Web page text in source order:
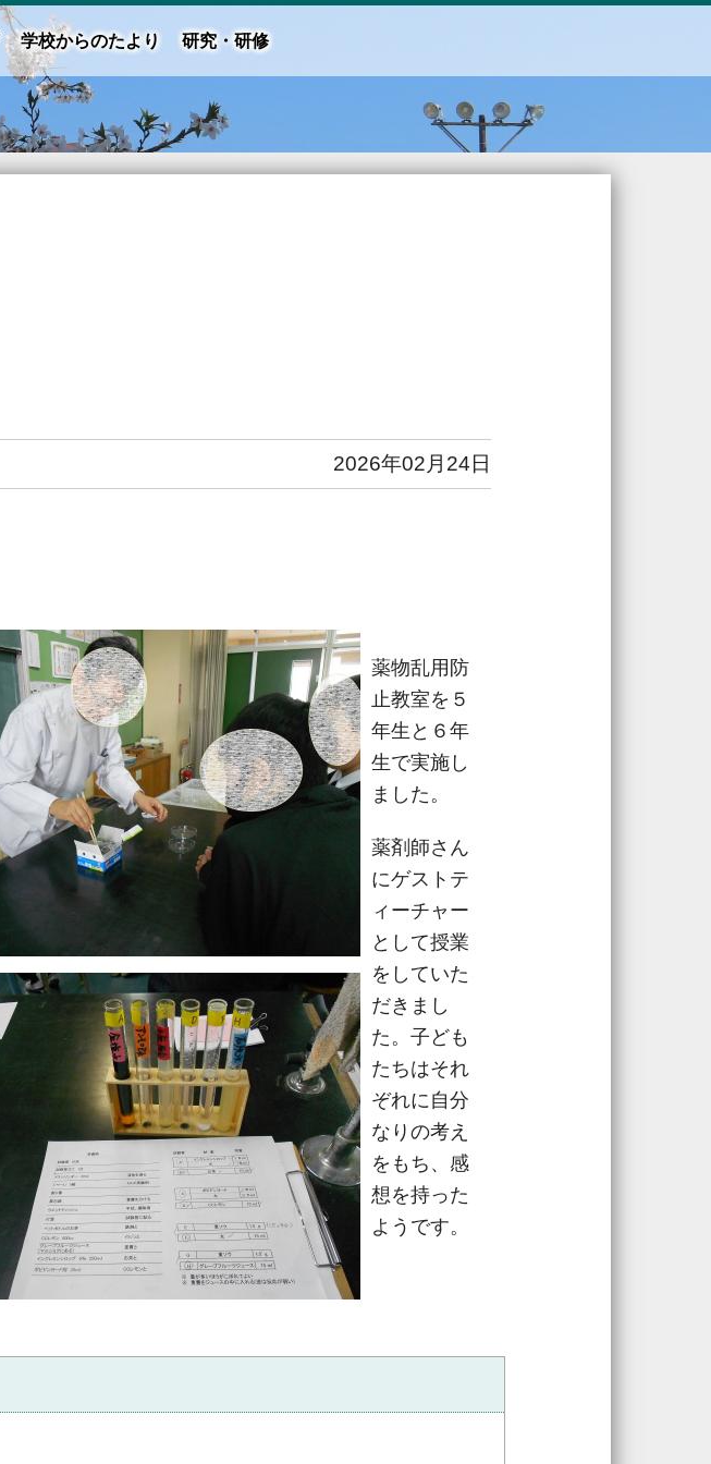
学校からのたより 研究・研修
2026年02月24日
薬物乱用防
止教室を５
年生と６年
生で実施し
ました。
薬剤師さん
にゲストテ
ィーチャー
として授業
をしていた
だきまし
た。子ども
たちはそれ
ぞれに自分
なりの考え
をもち、感
想を持った
ようです。